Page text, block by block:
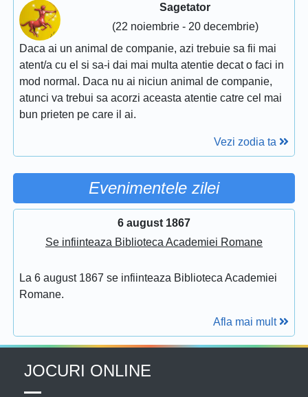
Sagetator
(22 noiembrie - 20 decembrie)
Daca ai un animal de companie, azi trebuie sa fii mai
atent/a cu el si sa-i dai mai multa atentie decat o faci in
mod normal. Daca nu ai niciun animal de companie,
atunci va trebui sa acorzi aceasta atentie catre cel mai
bun prieten pe care il ai.
Vezi zodia ta
Evenimentele zilei
6 august 1867
Se infiinteaza Biblioteca Academiei Romane
La 6 august 1867 se infiinteaza Biblioteca Academiei
Romane.
Afla mai mult
JOCURI ONLINE